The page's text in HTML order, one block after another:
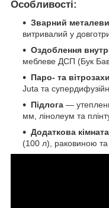
Особливості:
Зварний
витривалий у
Оздоблення
меблеве ДСП (Бук
Паро- та
Juta та
Підлога —
мм, лінолеум та
Додаткова кімната
(100 л), раковиною та